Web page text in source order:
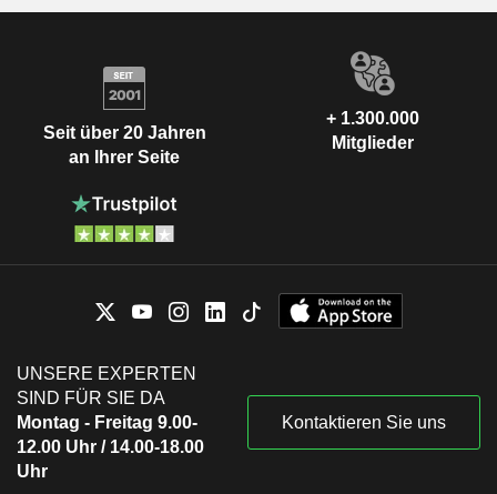
Seit über 20 Jahren
an Ihrer Seite
+ 1.300.000
Mitglieder
UNSERE EXPERTEN
SIND FÜR SIE DA
Montag - Freitag 9.00-
12.00 Uhr / 14.00-18.00
Uhr
Kontaktieren Sie uns